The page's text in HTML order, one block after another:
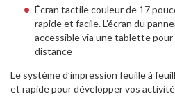
Écran tactile couleur de 17
rapide et facile. L’écran du
accessible via une tablette
distance
Le système d’impression feuille à
et rapide pour développer vos